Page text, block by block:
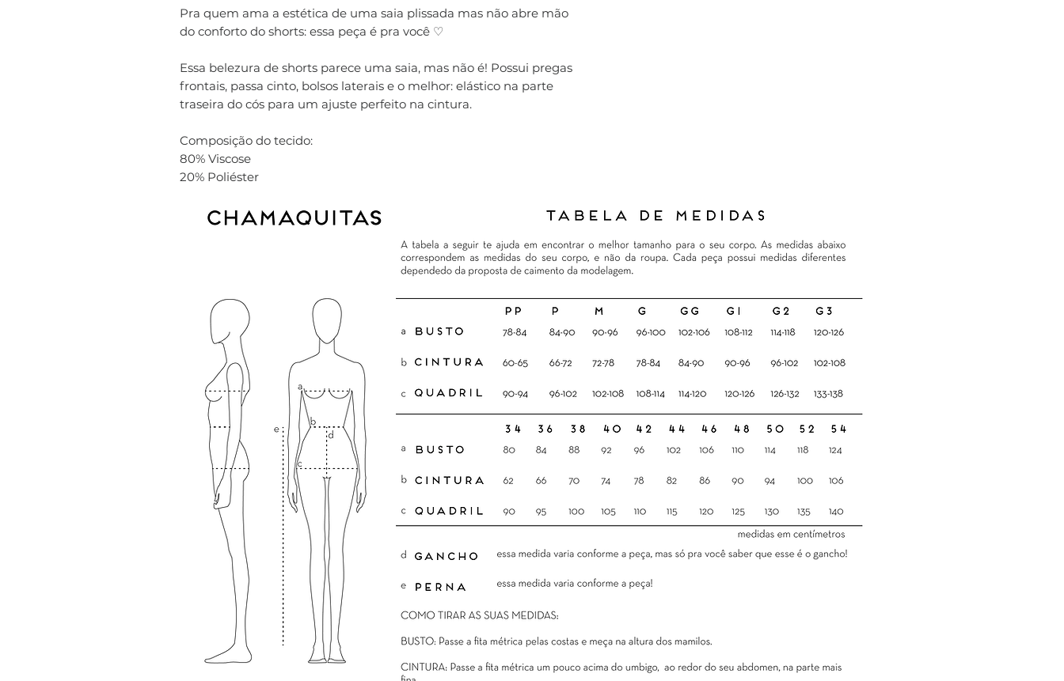
Pra quem ama a estética de uma saia plissada mas não abre mão
do conforto do shorts: essa peça é pra você ♡
Essa belezura de shorts parece uma saia, mas não é! Possui pregas
frontais, passa cinto, bolsos laterais e o melhor: elástico na parte
traseira do cós para um ajuste perfeito na cintura.
Composição do tecido:
80% Viscose
20% Poliéster